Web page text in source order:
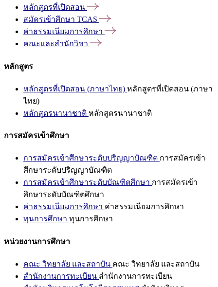
หลักสูตรที่เปิดสอน
สมัครเข้าศึกษา TCAS
ค่าธรรมเนียมการศึกษา
คณะและสำนักวิชา
หลักสูตร
หลักสูตรที่เปิดสอน (ภาษาไทย) หลักสูตรที่เปิดสอน (ภาษา
ไทย)
หลักสูตรนานาชาติ หลักสูตรนานาชาติ
การสมัครเข้าศึกษา
การสมัครเข้าศึกษาระดับปริญญาบัณฑิต การสมัครเข้า
ศึกษาระดับปริญญาบัณฑิต
การสมัครเข้าศึกษาระดับบัณฑิตศึกษา การสมัครเข้า
ศึกษาระดับบัณฑิตศึกษา
ค่าธรรมเนียมการศึกษา ค่าธรรมเนียมการศึกษา
ทุนการศึกษา ทุนการศึกษา
หน่วยงานการศึกษา
คณะ วิทยาลัย และสถาบัน คณะ วิทยาลัย และสถาบัน
สำนักงานการทะเบียน สำนักงานการทะเบียน